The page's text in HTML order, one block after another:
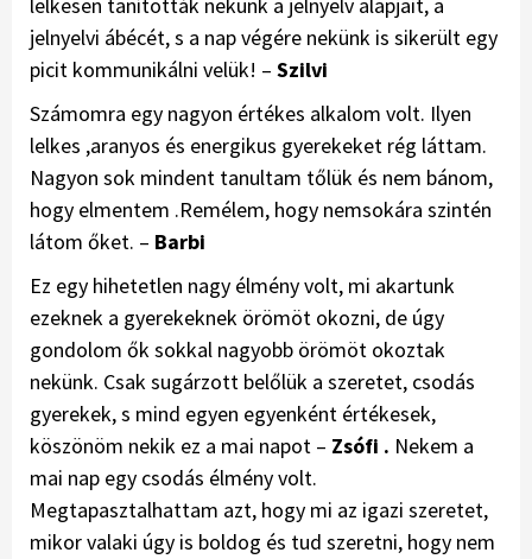
lelkesen tanították nekünk a jelnyelv alapjait, a
jelnyelvi ábécét, s a nap végére nekünk is sikerült egy
picit kommunikálni velük! – Szilvi
Számomra egy nagyon értékes alkalom volt. Ilyen
lelkes ,aranyos és energikus gyerekeket rég láttam.
Nagyon sok mindent tanultam tőlük és nem bánom,
hogy elmentem .Remélem, hogy nemsokára szintén
látom őket. – Barbi
Ez egy hihetetlen nagy élmény volt, mi akartunk
ezeknek a gyerekeknek örömöt okozni, de úgy
gondolom ők sokkal nagyobb örömöt okoztak
nekünk. Csak sugárzott belőlük a szeretet, csodás
gyerekek, s mind egyen egyenként értékesek,
köszönöm nekik ez a mai napot – Zsófi . Nekem a
mai nap egy csodás élmény volt.
Megtapasztalhattam azt, hogy mi az igazi szeretet,
mikor valaki úgy is boldog és tud szeretni, hogy nem